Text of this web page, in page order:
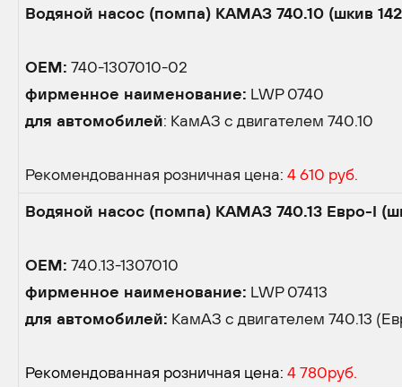
Водяной насос (помпа) КАМАЗ 740.10 (шкив
OEM: 740-1307010-02
фирменное наименование: LWP 0740
для автомобилей: КамАЗ с двигателем 740.10
Рекомендованная розничная цена: 4 610 руб.
Водяной насос (помпа) КАМАЗ 740.13 Евро-I
OEM: 740.13-1307010
фирменное наименование: LWP 07413
для автомобилей: КамАЗ с двигателем 740.13
Рекомендованная розничная цена: 4 780руб.